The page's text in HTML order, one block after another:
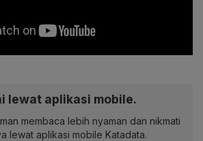
lewat aplikasi mobile.
membaca lebih nyaman dan nikmati
lewat aplikasi mobile Katadata.